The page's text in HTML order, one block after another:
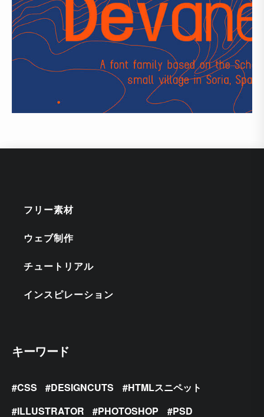
フリー素材
ウェブ制作
チュートリアル
インスピレーション
キーワード
CSS DESIGNCUTS
HTMLスニペット
ILLUSTRATOR
PHOTOSHOP
PSD